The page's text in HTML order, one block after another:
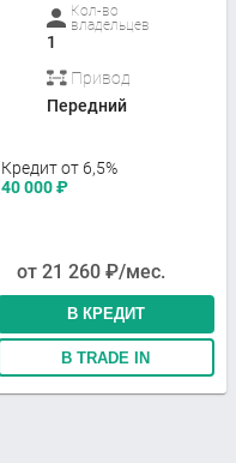
Кол-во
владельцев
1
Привод
Передний
Кредит от 6,5%
40 000₽
от 21 260 ₽/мес.
В КРЕДИТ
В TRADE IN